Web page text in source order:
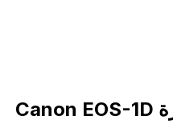
مستشعر وجودة صورة Canon EOS-1D